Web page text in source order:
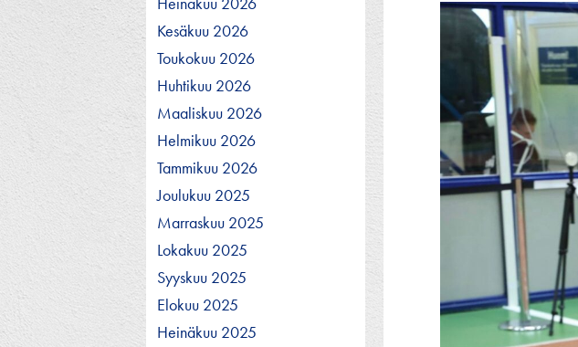
Kesäkuu 2026
Toukokuu 2026
Huhtikuu 2026
Maaliskuu 2026
Helmikuu 2026
Tammikuu 2026
Joulukuu 2025
Marraskuu 2025
Lokakuu 2025
Syyskuu 2025
Elokuu 2025
Heinäkuu 2025